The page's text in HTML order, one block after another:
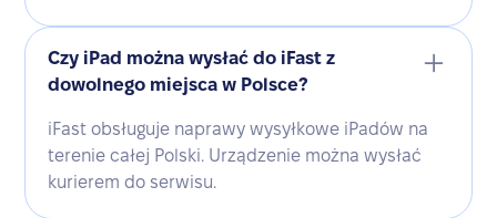
Czy iPad można wysłać do iFast z
dowolnego miejsca w Polsce?
iFast obsługuje naprawy wysyłkowe iPadów na
terenie całej Polski. Urządzenie można wysłać
kurierem do serwisu.